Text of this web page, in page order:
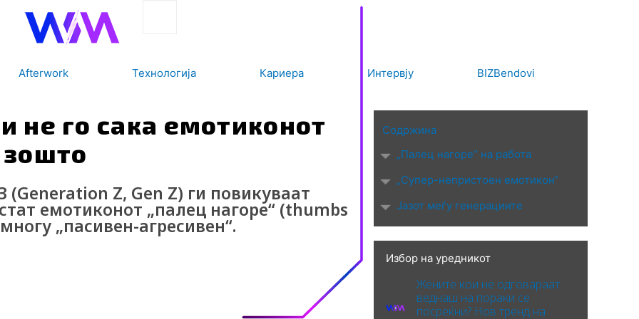
Afterwork Технологија Кариера Интервју BIZBendovi
не го сака емотиконот
зошто
Z, Gen Z) ги повикуваат
емотиконот „палец нагоре“ (thumbs
„пасивен-агресивен“.
Содржина
„Палец нагоре“ на работа
„Супер-непристоен емотикон“
Јазот меѓу генерациите
Избор на уредникот
Жените кои не одговараат
веднаш на пораки се
посреќни? Нов тренд на